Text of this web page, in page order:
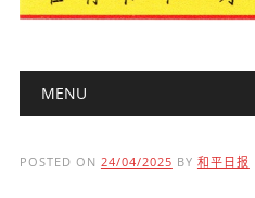
Main menu
MENU
POSTED ON 24/04/2025 BY 和平日报